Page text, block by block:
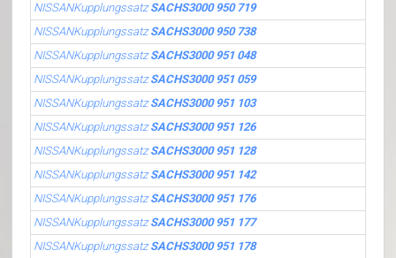
NISSANKupplungssatzSACHS3000 950 719
NISSANKupplungssatzSACHS3000 950 738
NISSANKupplungssatzSACHS3000 951 048
NISSANKupplungssatzSACHS3000 951 059
NISSANKupplungssatzSACHS3000 951 103
NISSANKupplungssatzSACHS3000 951 126
NISSANKupplungssatzSACHS3000 951 128
NISSANKupplungssatzSACHS3000 951 142
NISSANKupplungssatzSACHS3000 951 176
NISSANKupplungssatzSACHS3000 951 177
NISSANKupplungssatzSACHS3000 951 178